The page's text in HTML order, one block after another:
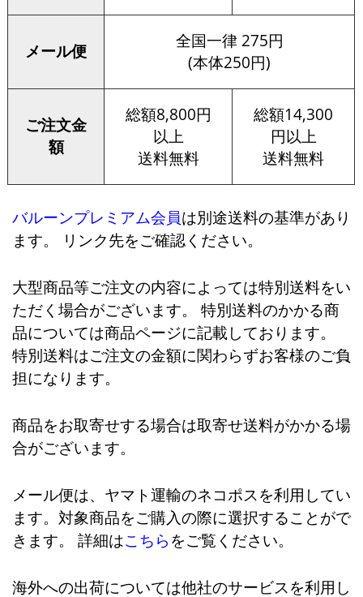
メール便
全国一律 275円
(本体250円)
ご注文金
額
総額8,800円
以上
送料無料
総額14,300
円以上
送料無料
バルーンプレミアム会員は別途送料の基準があり
ます。 リンク先をご確認ください。
大型商品等ご注文の内容によっては特別送料をい
ただく場合がございます。 特別送料のかかる商
品については商品ページに記載しております。
特別送料はご注文の金額に関わらずお客様のご負
担になります。
商品をお取寄せする場合は取寄せ送料がかかる場
合がございます。
メール便は、ヤマト運輸のネコポスを利用してい
ます。対象商品をご購入の際に選択することがで
きます。 詳細はこちら をご覧ください。
海外への出荷については他社のサービスを利用し